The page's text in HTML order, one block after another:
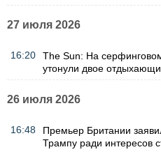
27 июля 2026
16:20
The Sun: На
утонули двое
26 июля 2026
16:48
Премьер Британии
Трампу ради интересов